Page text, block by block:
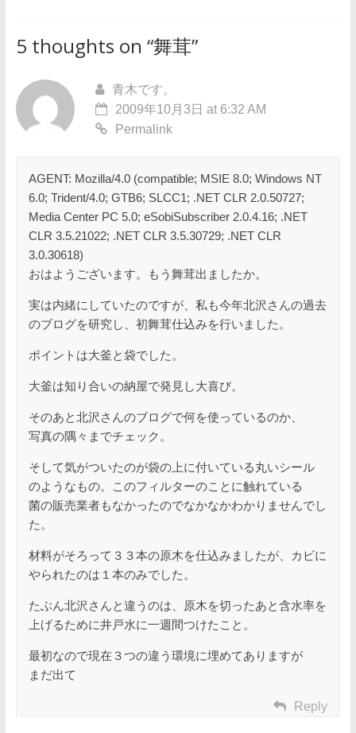
5 thoughts on “舞茸”
青木です。
2009年10月3日 at 6:32 AM
Permalink
AGENT: Mozilla/4.0 (compatible; MSIE 8.0; Windows NT
6.0; Trident/4.0; GTB6; SLCC1; .NET CLR 2.0.50727;
Media Center PC 5.0; eSobiSubscriber 2.0.4.16; .NET
CLR 3.5.21022; .NET CLR 3.5.30729; .NET CLR
3.0.30618)
おはようございます。もう舞茸出ましたか。
実は内緒にしていたのですが、私も今年北沢さんの過去
のブログを研究し、初舞茸仕込みを行いました。
ポイントは大釜と袋でした。
大釜は知り合いの納屋で発見し大喜び。
そのあと北沢さんのブログで何を使っているのか、
写真の隅々までチェック。
そして気がついたのが袋の上に付いている丸いシール
のようなもの。このフィルターのことに触れている
菌の販売業者もなかったのでなかなかわかりませんでし
た。
材料がそろって３３本の原木を仕込みましたが、カビに
やられたのは１本のみでした。
たぶん北沢さんと違うのは、原木を切ったあと含水率を
上げるために井戸水に一週間つけたこと。
最初なので現在３つの違う環境に埋めてありますが
まだ出て
Reply